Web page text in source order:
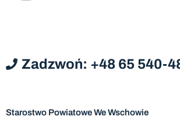
Zadzwoń: +48 65 540-
Starostwo Powiatowe We Wschowie